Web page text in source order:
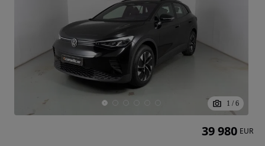
1 / 6
39 980 EUR